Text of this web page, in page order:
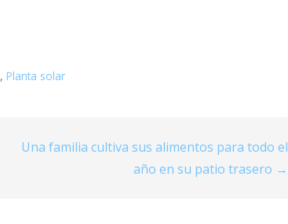
, Planta solar
Una familia cultiva sus alimentos para todo el
año en su patio trasero →